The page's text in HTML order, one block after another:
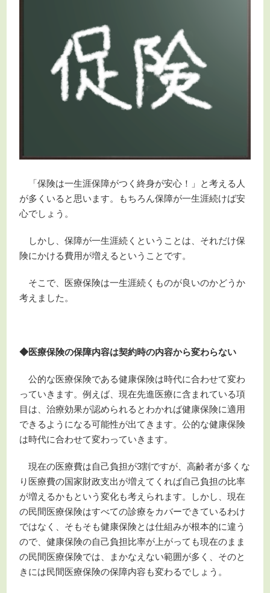
「保険は一生涯保障がつく終身が安心！」と考える人
が多くいると思います。もちろん保障が一生涯続けば安
心でしょう。
しかし、保障が一生涯続くということは、それだけ保
険にかける費用が増えるということです。
そこで、医療保険は一生涯続くものが良いのかどうか
考えました。
◆医療保険の保障内容は契約時の内容から変わらない
公的な医療保険である健康保険は時代に合わせて変わ
っていきます。例えば、現在先進医療に含まれている項
目は、治療効果が認められるとわかれば健康保険に適用
できるようになる可能性が出てきます。公的な健康保険
は時代に合わせて変わっていきます。
現在の医療費は自己負担が3割ですが、高齢者が多くな
り医療費の国家財政支出が増えてくれば自己負担の比率
が増えるかもという変化も考えられます。しかし、現在
の民間医療保険はすべての診療をカバーできているわけ
ではなく、そもそも健康保険とは仕組みが根本的に違う
ので、健康保険の自己負担比率が上がっても現在のまま
の民間医療保険では、まかなえない範囲が多く、そのと
きには民間医療保険の保障内容も変わるでしょう。